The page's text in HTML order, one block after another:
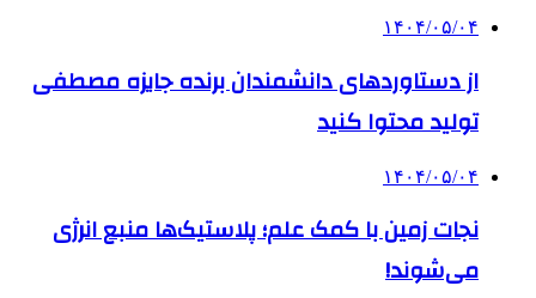
۱۴۰۴/۰۵/۰۴
از دستاوردهای دانشمندان برنده جایزه مصطفی
تولید محتوا کنید
۱۴۰۴/۰۵/۰۴
نجات زمین با کمک علم؛ پلاستیک‌ها منبع انرژی
می‌شوند!